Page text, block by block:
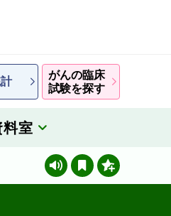
がんの臨床
試験を探す
料室